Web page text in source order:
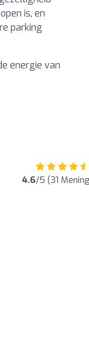
is, en
parking
energie van
4.6/5 (31